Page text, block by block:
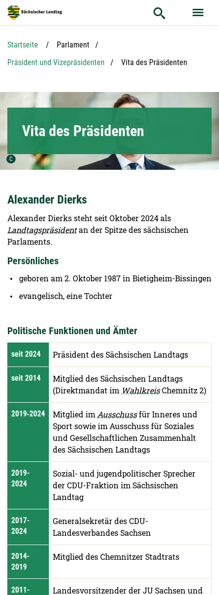
Hauptnavigation
Hauptinhalt
Service
Startseite
Parlament
Präsident und Vizepräsidenten
Aktuelle Seite:
Vita des Präsidenten
C Urheber der Grafik:
Vita des Präsidenten
Alexander Dierks
Alexander Dierks steht seit Oktober 2024 als
Landtagspräsidentan der Spitze des sächsischen
Parlaments.
Persönliches
geboren am 2. Oktober 1987 in Bietigheim-Bissingen
evangelisch, eine Tochter
Politische Funktionen und Ämter
seit 2024 Präsident des Sächsischen Landtags
seit 2014
Mitglied des Sächsischen Landtags
(Direktmandat im WahlkreisChemnitz 2)
2019‑2024 Mitglied im Ausschussfür Inneres und
Sport sowie im Ausschuss für Soziales
und Gesellschaftlichen Zusammenhalt
des Sächsischen Landtags
2019-
2024
Sozial- und jugendpolitischer Sprecher
der CDU-Fraktion im Sächsischen
Landtag
2017-
2024
Generalsekretär des CDU-
Landesverbandes Sachsen
2014-
2019
Mitglied des Chemnitzer Stadtrats
2011-
Landesvorsitzender der JU Sachsen und